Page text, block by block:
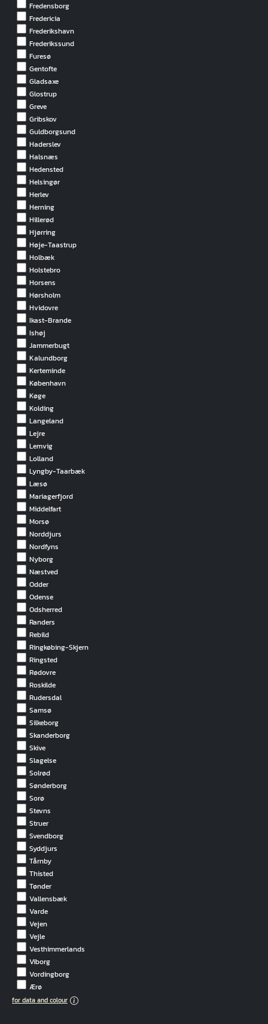
Fredensborg
Fredericia
Frederikshavn
Frederikssund
Furesø
Gentofte
Gladsaxe
Glostrup
Greve
Gribskov
Guldborgsund
Haderslev
Halsnæs
Hedensted
Helsingør
Herlev
Herning
Hillerød
Hjørring
Høje-Taastrup
Holbæk
Holstebro
Horsens
Hørsholm
Hvidovre
Ikast-Brande
Ishøj
Jammerbugt
Kalundborg
Kerteminde
København
Køge
Kolding
Langeland
Lejre
Lemvig
Lolland
Lyngby-Taarbæk
Læsø
Mariagerfjord
Middelfart
Morsø
Norddjurs
Nordfyns
Nyborg
Næstved
Odder
Odense
Odsherred
Randers
Rebild
Ringkøbing-Skjern
Ringsted
Rødovre
Roskilde
Rudersdal
Samsø
Silkeborg
Skanderborg
Skive
Slagelse
Solrød
Sønderborg
Sorø
Stevns
Struer
Svendborg
Syddjurs
Tårnby
Thisted
Tønder
Vallensbæk
Varde
Vejen
Vejle
Vesthimmerlands
Viborg
Vordingborg
Ærø
for data and colour